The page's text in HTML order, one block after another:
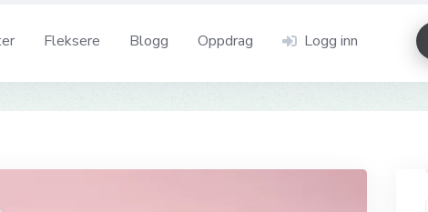
Fleksere Blogg Oppdrag Logg inn